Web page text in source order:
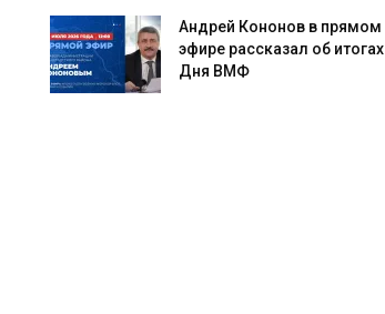
Андрей Кононов в прямом
эфире рассказал об итогах
Дня ВМФ